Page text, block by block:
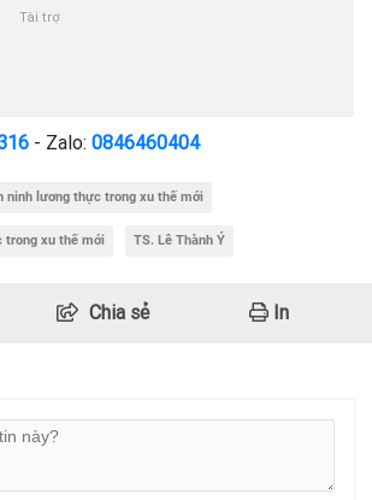
Tài trợ
- Zalo: 0846460404
ninh lương thực trong xu thế mới
trong xu thế mới TS. Lê Thành Ý
Chia sẻ In